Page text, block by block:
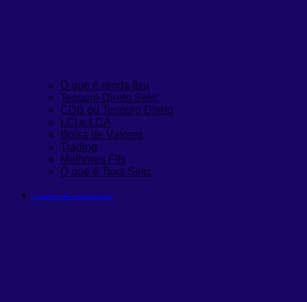
O que é renda fixa
Tesouro Direto Selic
CDB ou Tesouro Direto
LCI e LCA
Bolsa de Valores
Trading
Melhores FIIs
O que é Taxa Selic
Carteiras Recomendadas